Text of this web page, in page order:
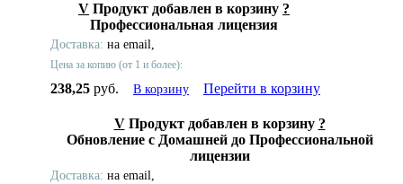
V Продукт добавлен в корзину ?
Профессиональная лицензия
Доставка: на email,
Цена за копию (от 1 и более):
238,25 руб. В корзину Перейти в корзину
V Продукт добавлен в корзину ?
Обновление с Домашней до Профессиональной
лицензии
Доставка: на email,